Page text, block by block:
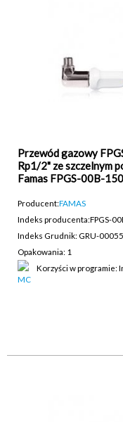
Przewód gazowy
Rp1/2" ze szczelnym
Famas FPGS-00B-150
Producent:FAMAS
Indeks producenta:FPGS-
Indeks Grudnik: GRU-
Opakowania: 1
Korzyści w programie: